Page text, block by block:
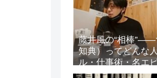
藤井風の“相棒”——
知典）ってどんな
ル・仕事術・名エ
【保存版】